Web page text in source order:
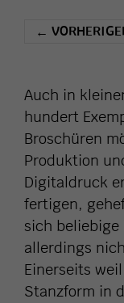
←
Auch in
hundert
Broschüren
Produktion
Digitaldruck
fertigen,
sich
allerdings
Einerseits
Stanzform in